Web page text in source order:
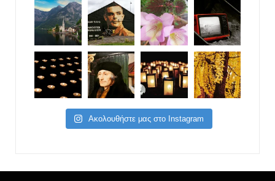
Ακολουθήστε μας στο Instagram